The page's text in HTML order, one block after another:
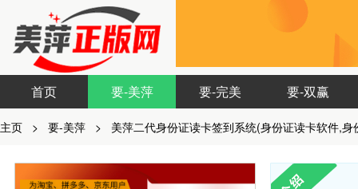
首页 要-美萍 要-完美 要-双赢
主页 > 要-美萍 > 美萍二代身份证读卡签到系统(身份证读卡软件,